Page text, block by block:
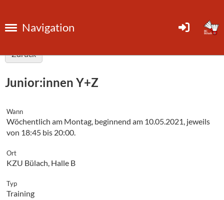
Navigation
Zurück
Junior:innen Y+Z
Wann
Wöchentlich am Montag, beginnend am 10.05.2021, jeweils
von 18:45 bis 20:00.
Ort
KZU Bülach, Halle B
Typ
Training